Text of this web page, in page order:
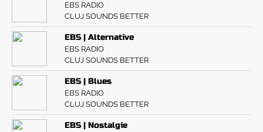
EBS RADIO
CLUJ SOUNDS BETTER
EBS | Alternative
EBS RADIO
CLUJ SOUNDS BETTER
EBS | Blues
EBS RADIO
CLUJ SOUNDS BETTER
EBS | Nostalgie